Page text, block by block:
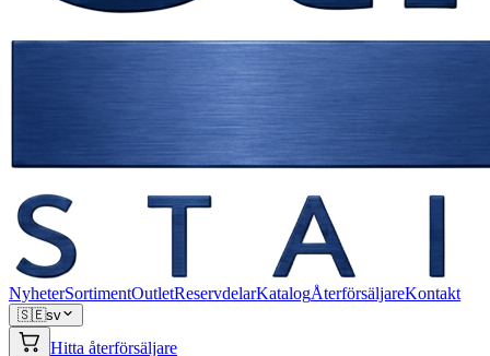
NyheterSortimentOutletReservdelarKatalogÅterförsäljareKontakt
🇸🇪sv
Hitta återförsäljare